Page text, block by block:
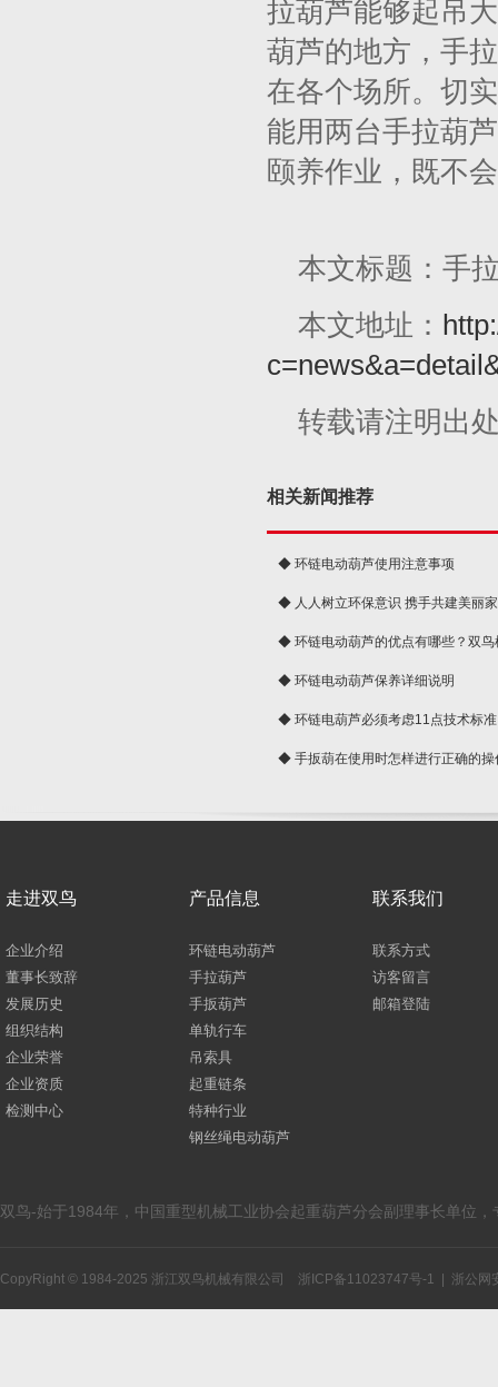
拉葫芦能够起吊
葫芦的地方，手
在各个场所。切
能用两台手拉葫
颐养作业，既不
本文标题：手
本文地址：
转载请注明出
相关新闻推荐
◆ 环链电动葫芦使用注意事项
◆ 人人树立环保意识 携手共建美丽
球◆ 环链电动葫芦的优点有哪些？双鸟
◆ 环链电动葫芦保养详细说明
◆ 环链电葫芦必须考虑11点技术标准
◆ 手扳葫在使用时怎样进行正确的操
走进双鸟
企业介绍
董事长致辞
发展历史
组织结构
企业荣誉
企业资质
检测中心
产品信息
环链电动葫芦
手拉葫芦
手扳葫芦
单轨行车
吊索具
起重链条
特种行业
钢丝绳电动葫芦
联系我们
联系方式
访客留言
邮箱登陆
双鸟-始于1984年，中国重型机械工业协会起重葫芦分会副理事长单位
CopyRight © 1984-2025 浙江双鸟机械有限公司 浙ICP备11023747号-1 浙公网